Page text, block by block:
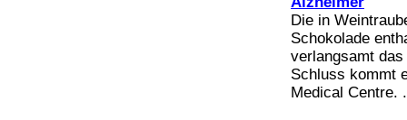
Die in
Schokolade
verlangsamt
Schluss kommt
Medical Centre.